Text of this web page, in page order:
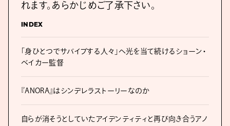
れます。あらかじめご了承下さい。
INDEX
「身ひとつでサバイブする人々」へ光を当て続けるショーン・
ベイカー監督
『ANORA』はシンデレラストーリーなのか
自らが消そうとしていたアイデンティティと再び向き合うアノ